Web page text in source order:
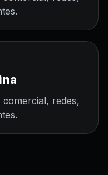
redes,